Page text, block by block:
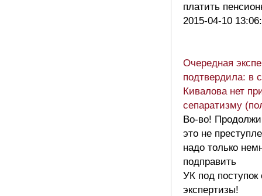
платить
2015-04-10
Очередная
подтвердила: в
Кивалова нет
сепаратизму
Во-во!
это не
надо только
подправить
УК под поступок
экспертизы!